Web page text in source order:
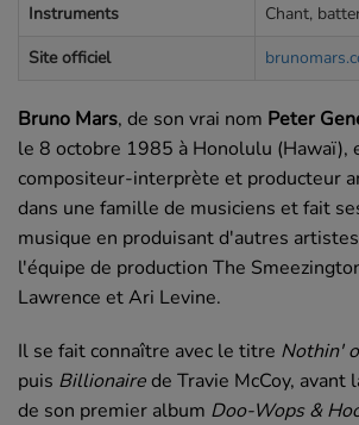
Instruments
Chant,
Site officiel
Bruno Mars, de son vrai nom Peter
le 8 octobre 1985 à Honolulu (Hawaï),
compositeur-interprète et producteur
dans une famille de musiciens et fait
musique en produisant d'autres
l'équipe de production The
Lawrence et Ari Levine.
Il se fait connaître avec le titre Nothin'
puis Billionairede Travie McCoy, avant
de son premier album Doo-Wops &